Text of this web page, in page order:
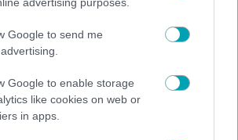
Google to send me
Google to enable storage
like cookies on web or
in apps.
NEWS
νοσοκομείο η Ιωάννα Τούνη -Τι
συνέβη